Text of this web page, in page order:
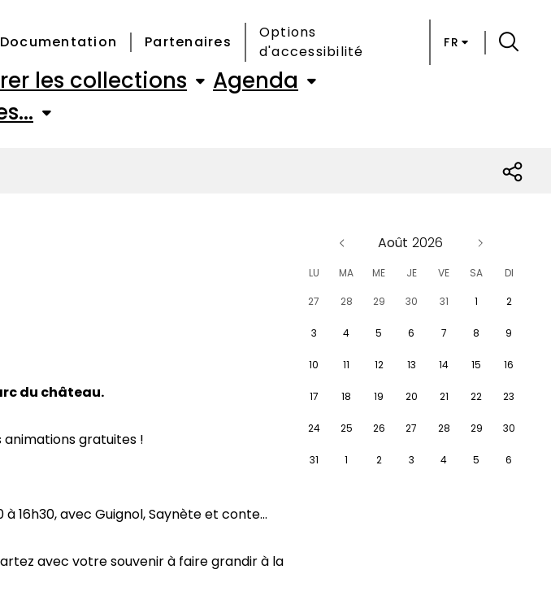
Documentation Partenaires
Options
d'accessibilité
FR
les collections
Agenda
du château.
animations gratuites !
16h30, avec Guignol, Saynète et conte...
avec votre souvenir à faire grandir à la
Août
LU MA ME JE VE SA DI
27 28 29 30 31 1 2
3 4 5 6 7 8 9
10 11 12 13 14 15 16
17 18 19 20 21 22 23
24 25 26 27 28 29 30
31 1 2 3 4 5 6